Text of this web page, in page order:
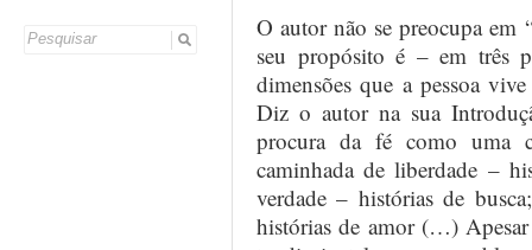
O autor não se preocupa em
seu propósito é – em três
dimensões que a pessoa
Diz o autor na sua
procura da fé como uma
caminhada de liberdade –
verdade – histórias de
histórias de amor (…) Apesar